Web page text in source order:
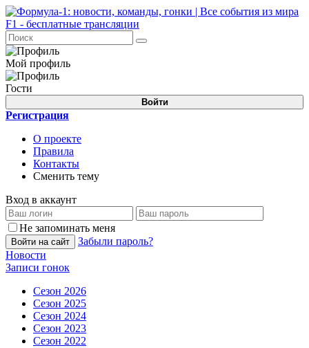
Мой профиль
Гости
Войти
Регистрация
О проекте
Правила
Контакты
Сменить тему
Вход в аккаунт
Не запоминать меня
Войти на сайт
Забыли пароль?
Новости
Записи гонок
Сезон 2026
Сезон 2025
Сезон 2024
Сезон 2023
Сезон 2022